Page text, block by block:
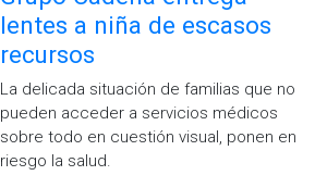
lentes a niña de escasos
recursos
La delicada situación de familias que no
pueden acceder a servicios médicos
sobre todo en cuestión visual, ponen en
riesgo la salud.